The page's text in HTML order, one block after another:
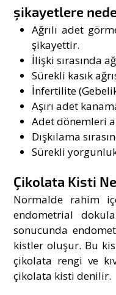
şikayetlere
Ağrılı adet
şikayettir.
İlişki sırasında
Sürekli kasık
İnfertilite
Aşırı adet
Adet dönemleri
Dışkılama
Sürekli
Çikolata Kisti
Normalde rahim
endometrial
sonucunda
kistler oluşur. Bu
çikolata rengi ve
çikolata kisti denilir.